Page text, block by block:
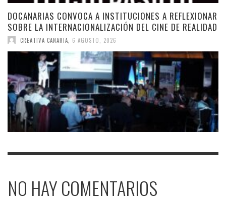
DOCANARIAS CONVOCA A INSTITUCIONES A REFLEXIONAR
SOBRE LA INTERNACIONALIZACIÓN DEL CINE DE REALIDAD
CREATIVA CANARIA 6 AGOSTO, 2026
NO HAY COMENTARIOS